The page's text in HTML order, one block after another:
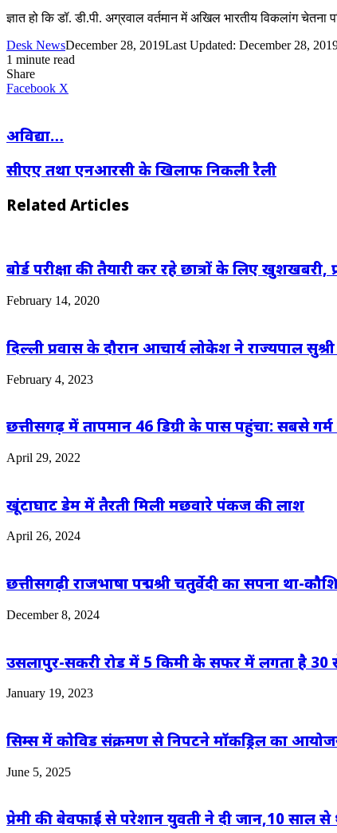
ज्ञात हो कि डॉ. डी.पी. अग्रवाल वर्तमान में अखिल भारतीय विकलांग
Desk NewsDecember 28, 2019Last Updated: December 28,
1 minute read
Share
Facebook X
अविद्या…
सीएए तथा एनआरसी के खिलाफ निकली रैली
Related Articles
बोर्ड परीक्षा की तैयारी कर रहे छात्रों के लिए खुशखबरी,
February 14, 2020
दिल्ली प्रवास के दौरान आचार्य लोकेश ने राज्यपाल
February 4, 2023
छत्तीसगढ़ में तापमान 46 डिग्री के पास पहुंचा: सबसे
April 29, 2022
खूंटाघाट डेम में तैरती मिली मछवारे पंकज की लाश
April 26, 2024
छत्तीसगढ़ी राजभाषा पद्मश्री चतुर्वेदी का सपना था-
December 8, 2024
उसलापुर-सकरी रोड में 5 किमी के सफर में लगता है 30
January 19, 2023
सिम्स में कोविड संक्रमण से निपटने मॉकड्रिल का
June 5, 2025
प्रेमी की बेवफाई से परेशान युवती ने दी जान,10 साल